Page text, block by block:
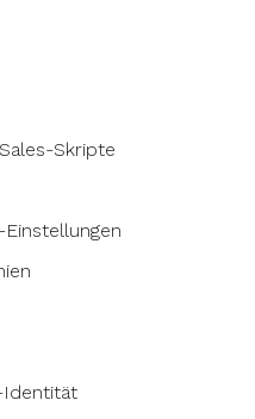
Skripte
Identität